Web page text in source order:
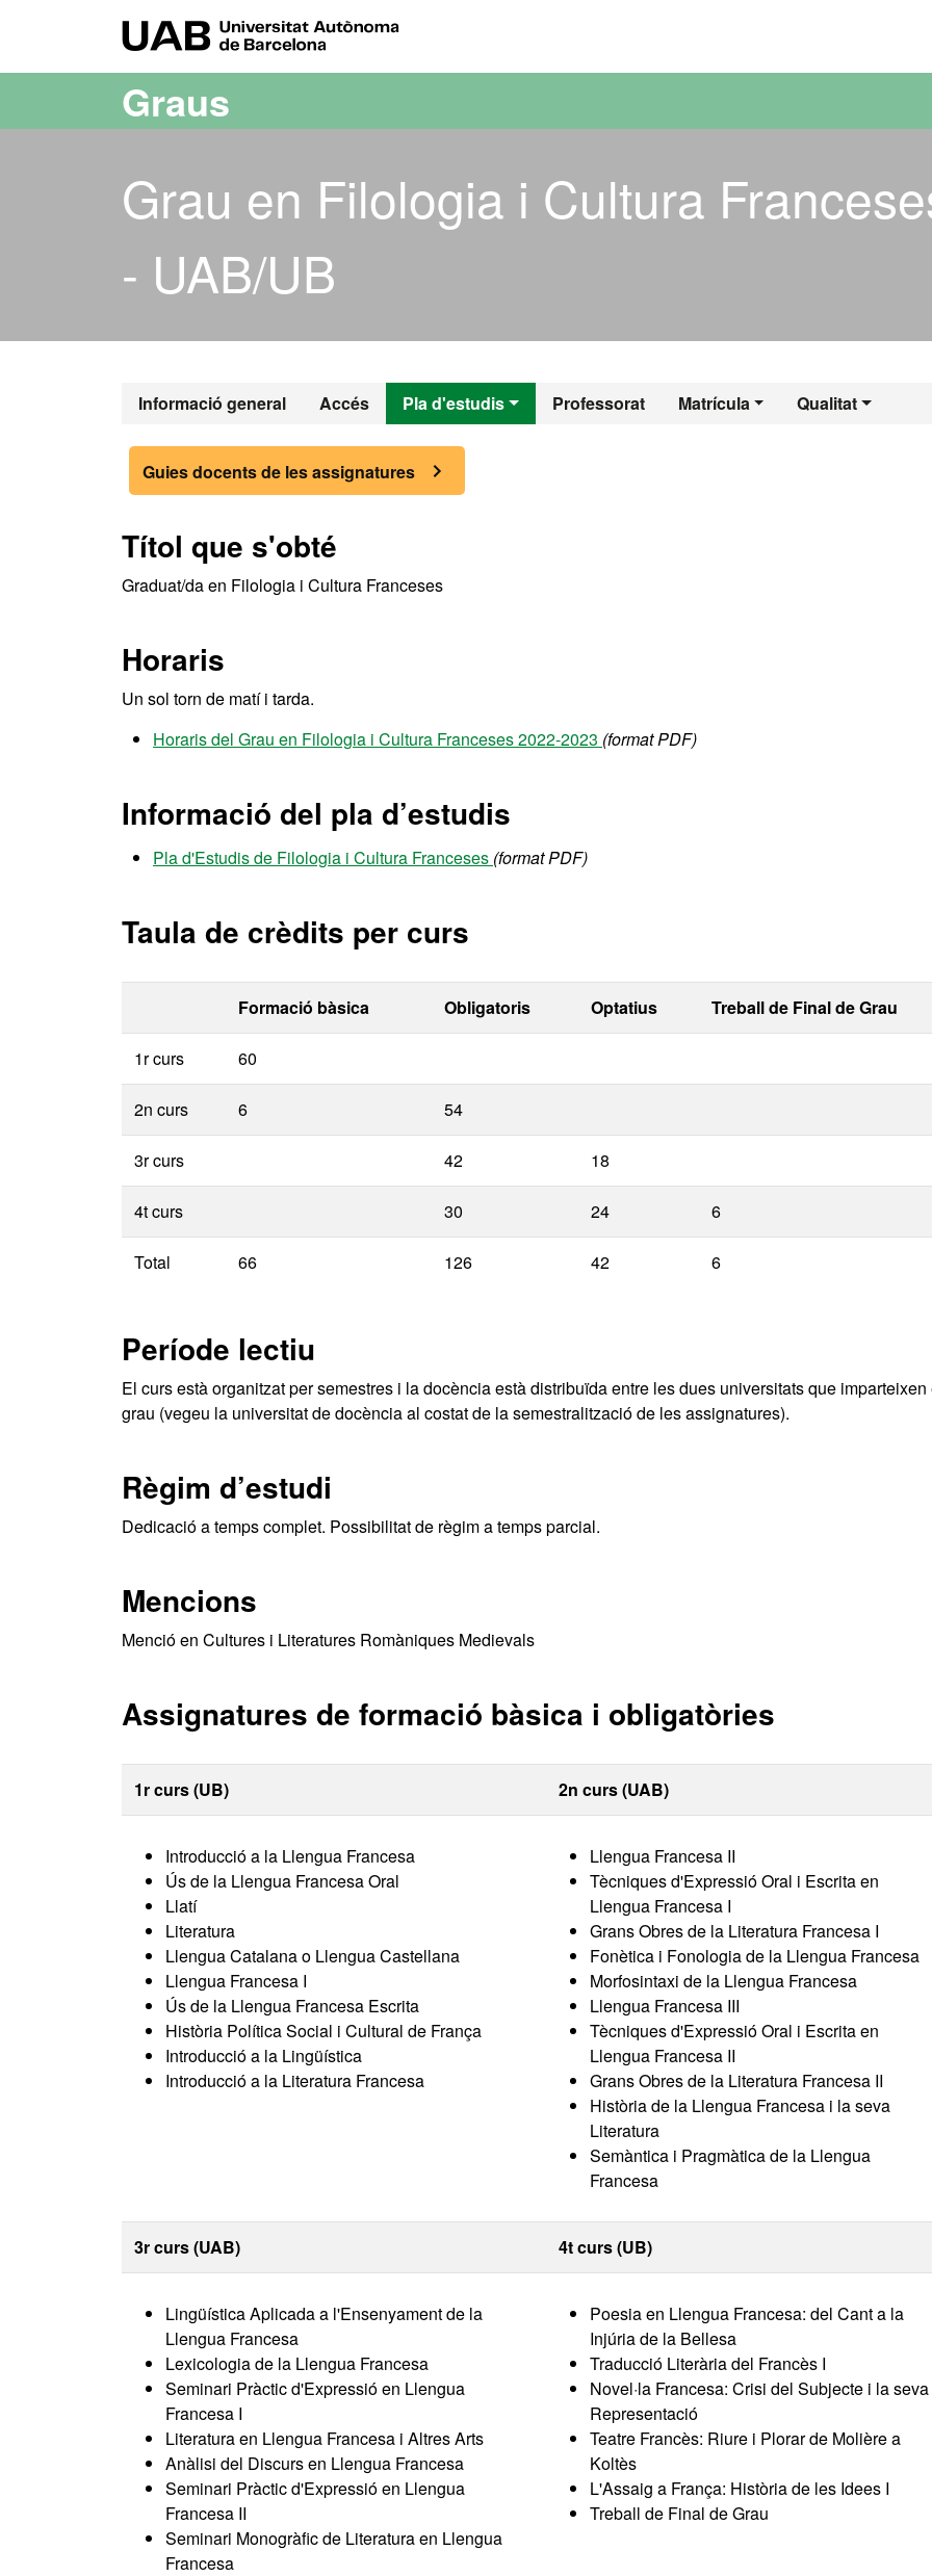
Graus
Grau en Filologia i Cultura
- UAB/UB
Informació general Accés Pla d'estudis Professorat Matrícula Qualitat
Grau en Filologia i Cultura
Guies docents de les assignatures
Títol que s'obté
Graduat/da en Filologia i Cultura Franceses
Horaris
Un sol torn de matí i tarda.
Horaris del Grau en Filologia i Cultura Franceses 2022-2023 (format PDF)
Informació del pla d’estudis
Pla d'Estudis de Filologia i Cultura Franceses (format PDF)
Taula de crèdits per curs
Formació bàsica Obligatoris Optatius Treball de Final de Grau
1r curs 60
2n curs 6 54
3r curs 42 18
4t curs 30 24 6
Total 66 126 42 6
Període lectiu
El curs està organitzat per semestres i la docència està distribuïda entre les dues universitats que imparteixen
grau (vegeu la universitat de docència al costat de la semestralització de les assignatures).
Règim d’estudi
Dedicació a temps complet. Possibilitat de règim a temps parcial.
Mencions
Menció en Cultures i Literatures Romàniques Medievals
Assignatures de formació bàsica i obligatòries
1r curs (UB) 2n curs (UAB)
Introducció a la Llengua Francesa
Ús de la Llengua Francesa Oral
Llatí
Literatura
Llengua Catalana o Llengua Castellana
Llengua Francesa I
Ús de la Llengua Francesa Escrita
Història Política Social i Cultural de França
Introducció a la Lingüística
Introducció a la Literatura Francesa
Llengua Francesa II
Tècniques d'Expressió Oral i Escrita en
Llengua Francesa I
Grans Obres de la Literatura Francesa I
Fonètica i Fonologia de la Llengua Francesa
Morfosintaxi de la Llengua Francesa
Llengua Francesa III
Tècniques d'Expressió Oral i Escrita en
Llengua Francesa II
Grans Obres de la Literatura Francesa II
Història de la Llengua Francesa i la seva
Literatura
Semàntica i Pragmàtica de la Llengua
Francesa
3r curs (UAB) 4t curs (UB)
Lingüística Aplicada a l'Ensenyament de la
Llengua Francesa
Lexicologia de la Llengua Francesa
Seminari Pràctic d'Expressió en Llengua
Francesa I
Literatura en Llengua Francesa i Altres Arts
Anàlisi del Discurs en Llengua Francesa
Seminari Pràctic d'Expressió en Llengua
Francesa II
Seminari Monogràfic de Literatura en Llengua
Francesa
Poesia en Llengua Francesa: del Cant a la
Injúria de la Bellesa
Traducció Literària del Francès I
Novel·la Francesa: Crisi del Subjecte i la seva
Representació
Teatre Francès: Riure i Plorar de Molière a
Koltès
L'Assaig a França: Història de les Idees I
Treball de Final de Grau